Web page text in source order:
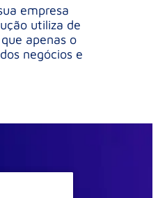
empresa
utiliza de
apenas o
negócios e